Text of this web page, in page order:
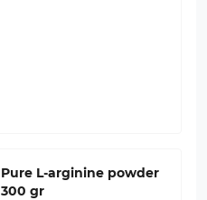
Pure L-arginine powder
300 gr